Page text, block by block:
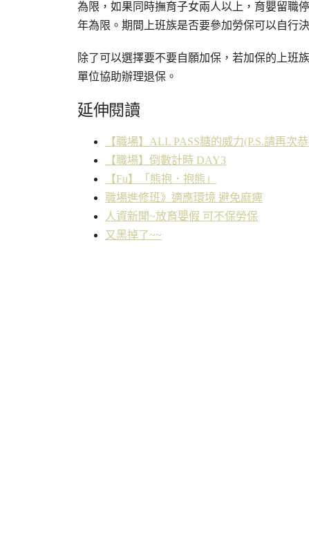
為限，如果同時撫育子女兩人以上，育嬰留職
年為限。期間上班族是否要參加勞保可以自行決
除了可以選擇要不要自願加保，若加保的上班
單位協助辦理退保。
延伸閱讀
【職場】ALL PASS糖的威力(P.S.請再次
【職場】倒數計時 DAY3
【Fu】「熊抱．抱熊」
職場進修班》適應環境 避免麻痺
人資新聞~放育嬰假 可不保勞保
又黑掉了~~